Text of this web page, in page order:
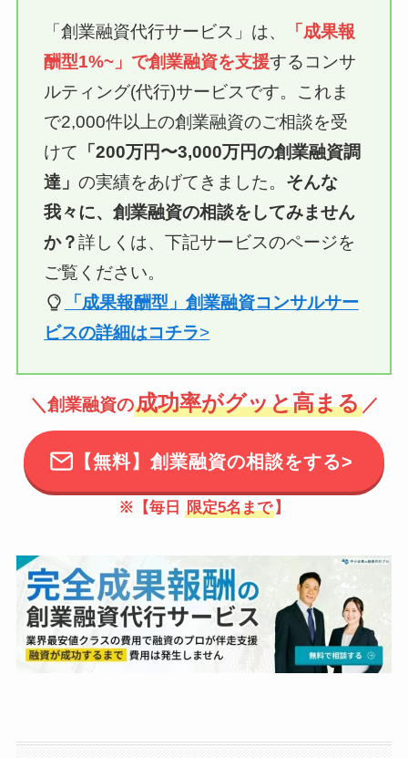
「創業融資代行サービス」は、
「成果報
酬型1%~」で創業融資を支援するコンサ
ルティング(代行)サービスです。これま
で2,000件以上の創業融資のご相談を受
けて
「200万円〜3,000万円の創業融資調
達」の実績をあげてきました。 そんな
我々に、創業融資の相談をしてみません
か？詳しくは、下記サービスのページを
ご覧ください。
「成果報酬型」創業融資コンサルサー
ビスの詳細はコチラ>
＼創業融資の成功率がグッと高まる／
【無料】創業融資の相談をする>
※【毎日 限定5名まで 】